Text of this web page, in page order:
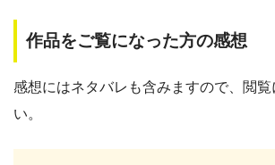
１
名前のない男
作品をご覧になった方の感想
感想にはネタバレも含みますので、閲覧
い。